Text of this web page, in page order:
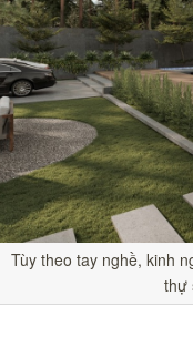
Tùy theo tay nghề, kinh
thự